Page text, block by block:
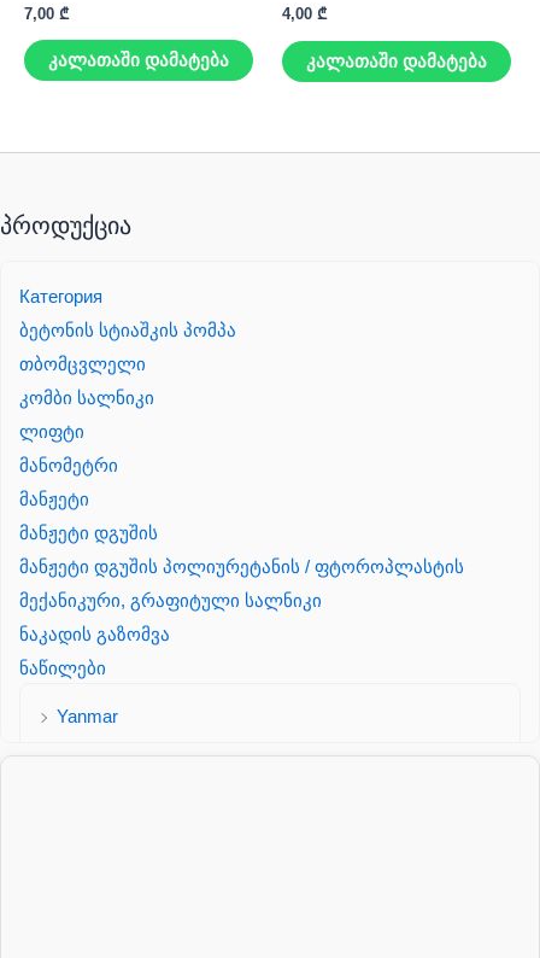
7,00 ₾
კალათაში დამატება
4,00 ₾
კალათაში დამატება
პროდუქცია
Категория
ბეტონის სტიაშკის პომპა
თბომცვლელი
კომბი სალნიკი
ლიფტი
მანომეტრი
მანჟეტი
მანჟეტი დგუშის
მანჟეტი დგუშის პოლიურეტანის / ფტოროპლასტის
მექანიკური, გრაფიტული სალნიკი
ნაკადის გაზომვა
ნაწილები
Yanmar